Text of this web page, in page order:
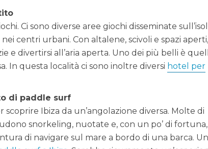
Ci sono diverse aree giochi disseminate
centri urbani. Con altalene, scivoli e spazi
e divertirsi all’aria aperta. Uno dei più belli è
In questa località ci sono inoltre diversi hotel per
di paddle surf
Ibiza da un’angolazione diversa. Molte di
snorkeling, nuotate e, con un po’ di fortuna,
di navigare sul mare a bordo di una barca.